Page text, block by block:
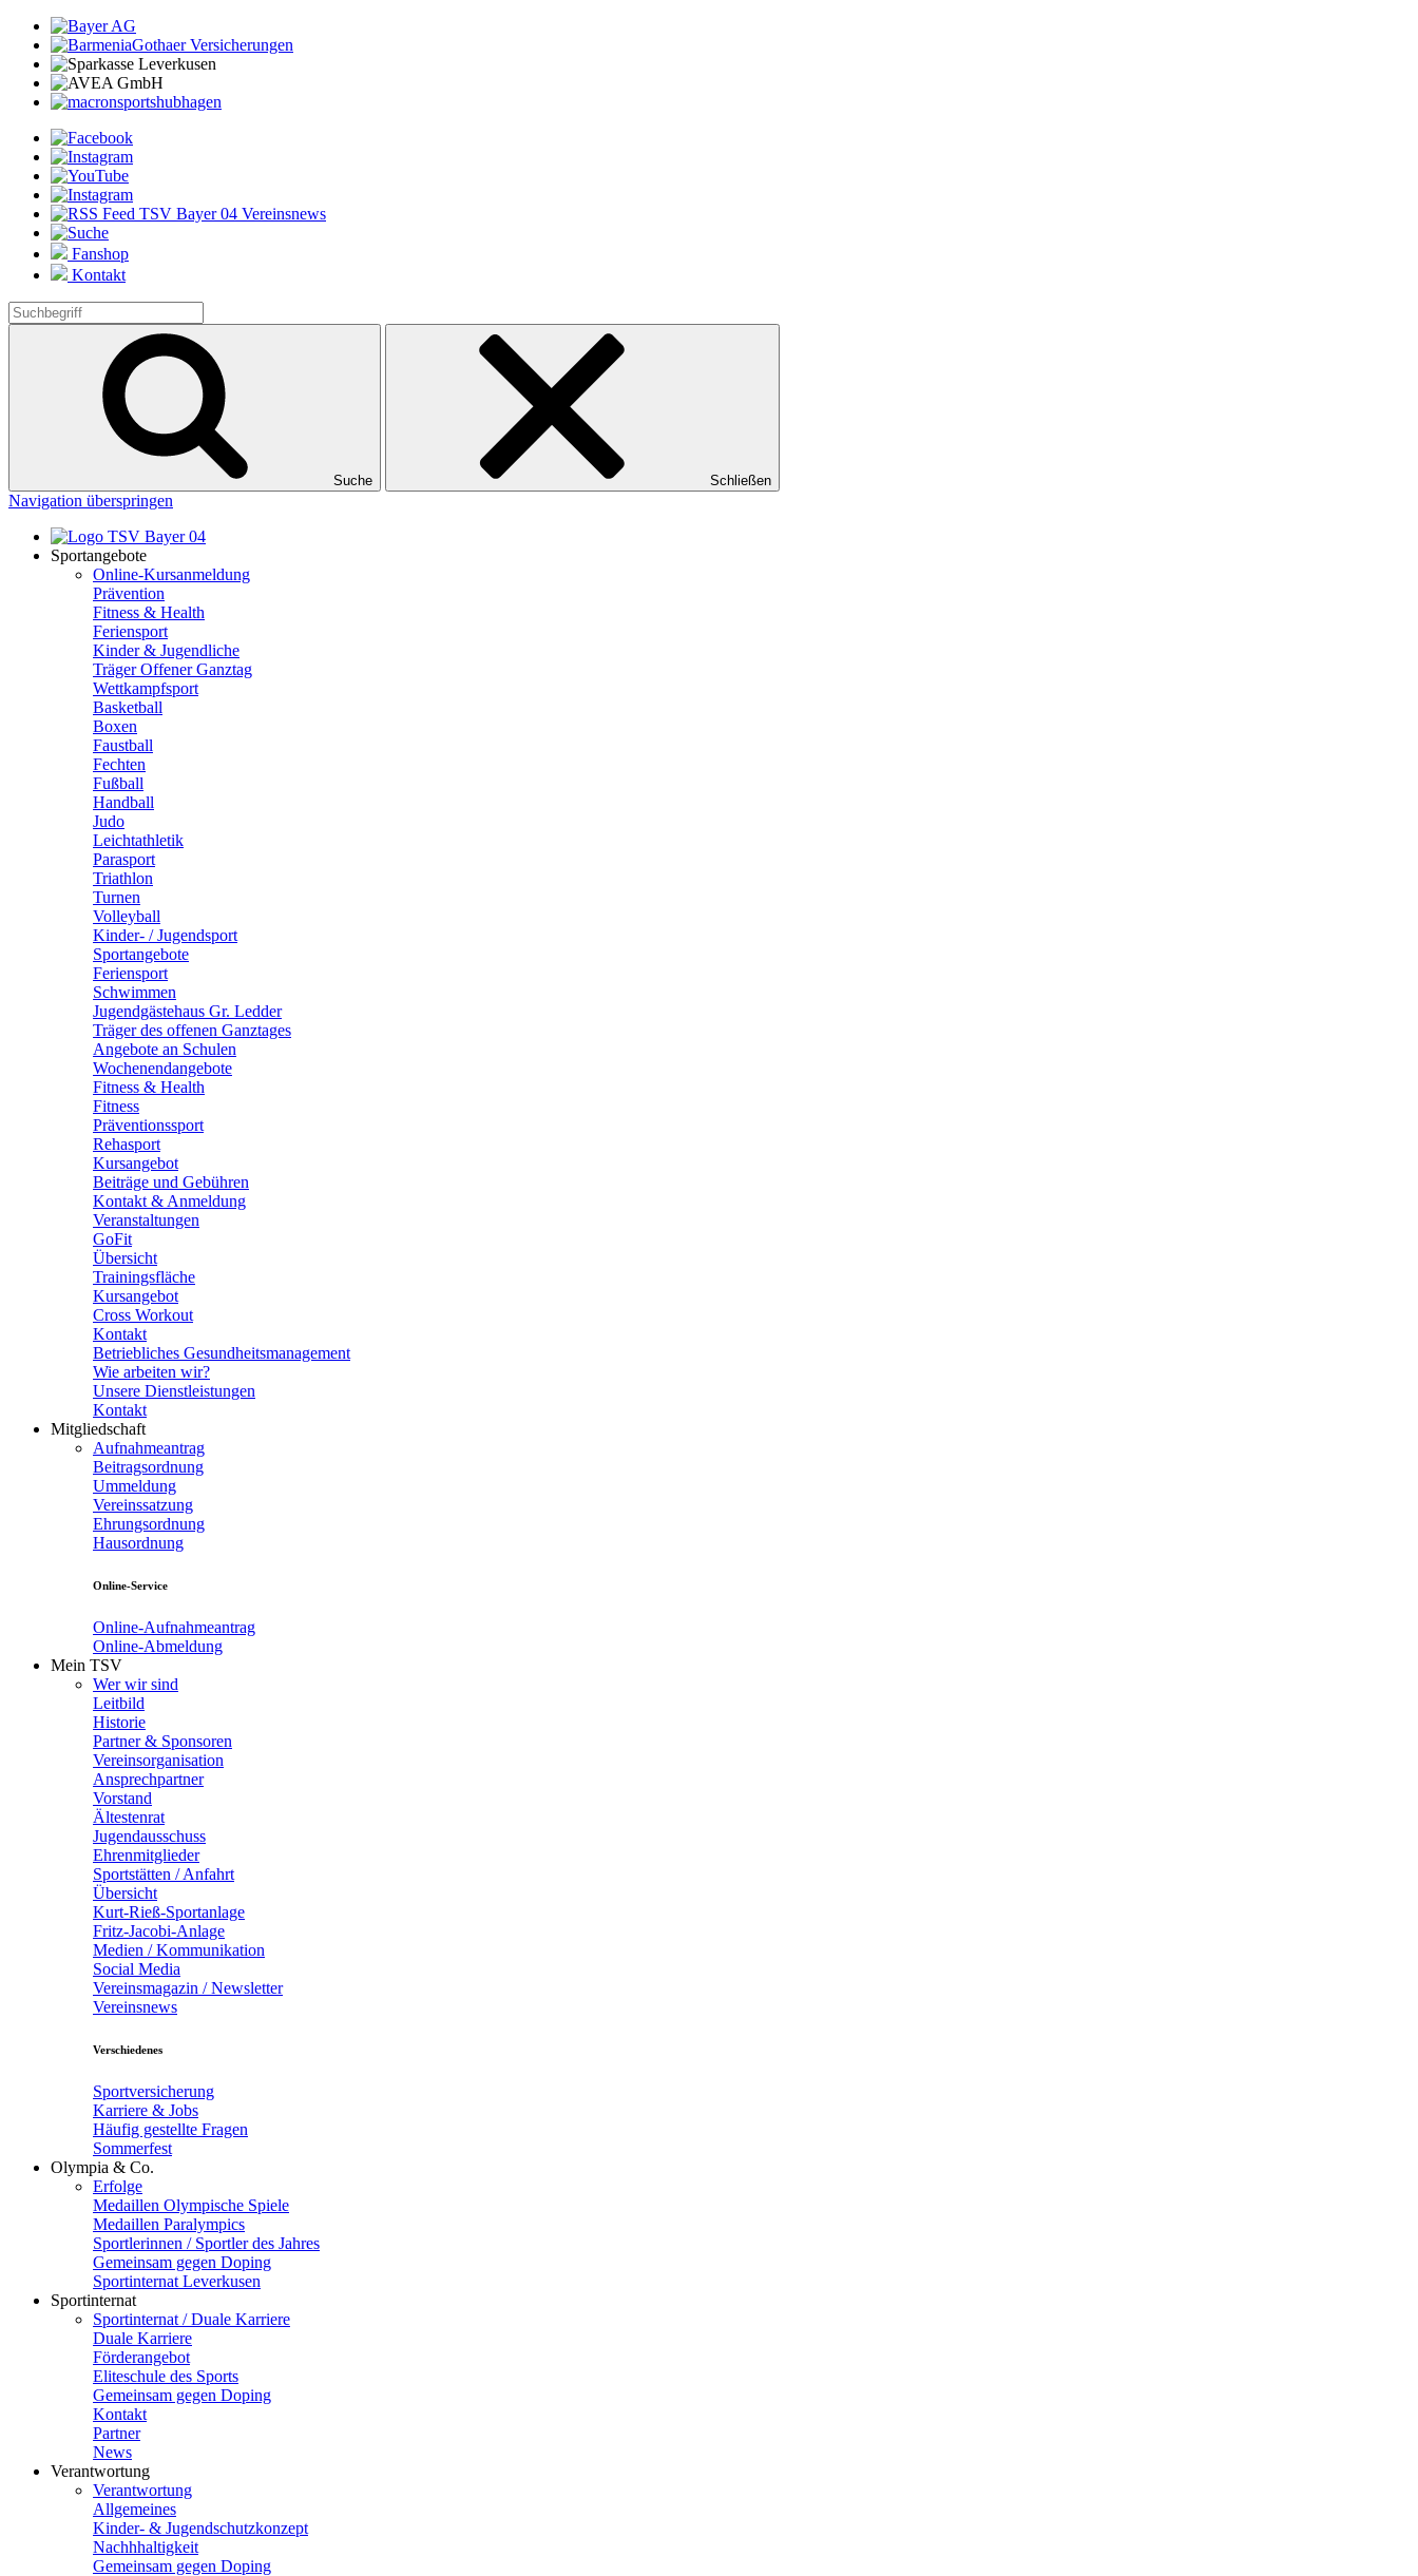
Fanshop
Kontakt
Suche Schließen
Navigation überspringen
Sportangebote
Online-Kursanmeldung
Prävention
Fitness & Health
Feriensport
Kinder & Jugendliche
Träger Offener Ganztag
Wettkampfsport
Basketball
Boxen
Faustball
Fechten
Fußball
Handball
Judo
Leichtathletik
Parasport
Triathlon
Turnen
Volleyball
Kinder- / Jugendsport
Sportangebote
Feriensport
Schwimmen
Jugendgästehaus Gr. Ledder
Träger des offenen Ganztages
Angebote an Schulen
Wochenendangebote
Fitness & Health
Fitness
Präventionssport
Rehasport
Kursangebot
Beiträge und Gebühren
Kontakt & Anmeldung
Veranstaltungen
GoFit
Übersicht
Trainingsfläche
Kursangebot
Cross Workout
Kontakt
Betriebliches Gesundheitsmanagement
Wie arbeiten wir?
Unsere Dienstleistungen
Kontakt
Mitgliedschaft
Aufnahmeantrag
Beitragsordnung
Ummeldung
Vereinssatzung
Ehrungsordnung
Hausordnung
Online-Service
Online-Aufnahmeantrag
Online-Abmeldung
Mein TSV
Wer wir sind
Leitbild
Historie
Partner & Sponsoren
Vereinsorganisation
Ansprechpartner
Vorstand
Ältestenrat
Jugendausschuss
Ehrenmitglieder
Sportstätten / Anfahrt
Übersicht
Kurt-Rieß-Sportanlage
Fritz-Jacobi-Anlage
Medien / Kommunikation
Social Media
Vereinsmagazin / Newsletter
Vereinsnews
Verschiedenes
Sportversicherung
Karriere & Jobs
Häufig gestellte Fragen
Sommerfest
Olympia & Co.
Erfolge
Medaillen Olympische Spiele
Medaillen Paralympics
Sportlerinnen / Sportler des Jahres
Gemeinsam gegen Doping
Sportinternat Leverkusen
Sportinternat
Sportinternat / Duale Karriere
Duale Karriere
Förderangebot
Eliteschule des Sports
Gemeinsam gegen Doping
Kontakt
Partner
News
Verantwortung
Verantwortung
Allgemeines
Kinder- & Jugendschutzkonzept
Nachhhaltigkeit
Gemeinsam gegen Doping